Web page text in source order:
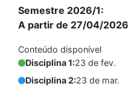
Semestre 2026/1:
A partir de 27/04/2026
Conteúdo disponível
Disciplina 1:23 de fev.
Disciplina 2:23 de mar.